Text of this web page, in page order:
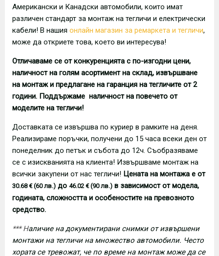
Американски и Канадски автомобили, които имат
различен стандарт за монтаж на тегличи и електрически
кабели! В нашия онлайн магазин за ремаркета и тегличи,
може да откриете това, което ви интересува!
Отличаваме се от конкуренцията с по-изгодни цени,
наличност на голям асортимент на склад, извършване
на монтаж и предлагане на гаранция на тегличите от 2
години. Поддържаме наличност на повечето от
моделите на тегличи!
Доставката се извършва по куриер в рамките на деня.
Реализираме поръчки, получени до 15 часа всеки ден от
понеделник до петък и събота до 12ч. Съобразяваме
се с изискванията на клиента! Извършваме монтаж на
всички закупени от нас тегличи! Цената на монтажа е от
30.68 € (60 лв.) до 46.02 € (90 лв.) в зависимост от модела,
годината, сложността и особеностите на превозното
средство.
*** Наличие на документирани снимки от извършени
монтажи на тегличи на множество автомобили. Често
хората се тревожат, че по време на монтаж може да се